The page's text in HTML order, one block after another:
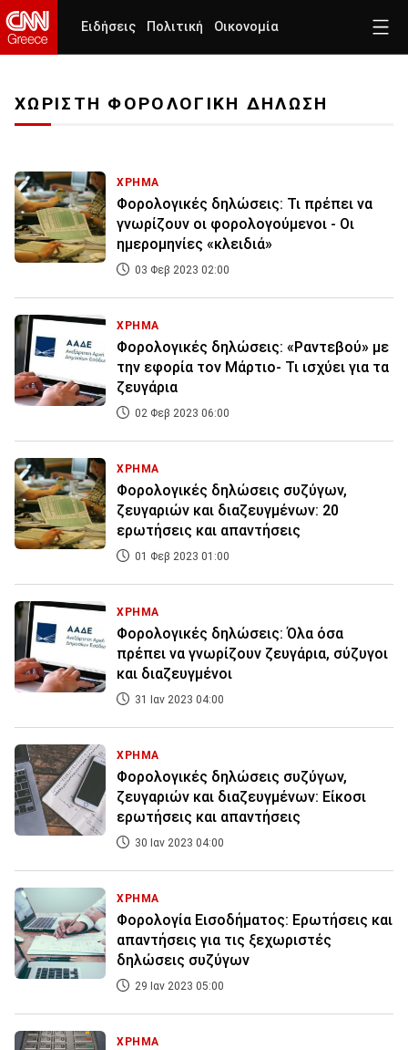
Ειδήσεις Πολιτική Οικονομία
ΧΩΡΙΣΤΗ ΦΟΡΟΛΟΓΙΚΗ ΔΗΛΩΣΗ
ΧΡΗΜΑ
Φορολογικές δηλώσεις: Τι πρέπει να
γνωρίζουν οι φορολογούμενοι - Oι
ημερομηνίες «κλειδιά»
03 Φεβ 2023 02:00
ΧΡΗΜΑ
Φορολογικές δηλώσεις: «Ραντεβού» με
την εφορία τον Μάρτιο- Τι ισχύει για τα
ζευγάρια
02 Φεβ 2023 06:00
ΧΡΗΜΑ
Φορολογικές δηλώσεις συζύγων,
ζευγαριών και διαζευγμένων: 20
ερωτήσεις και απαντήσεις
01 Φεβ 2023 01:00
ΧΡΗΜΑ
Φορολογικές δηλώσεις: Όλα όσα
πρέπει να γνωρίζουν ζευγάρια, σύζυγοι
και διαζευγμένοι
31 Ιαν 2023 04:00
ΧΡΗΜΑ
Φορολογικές δηλώσεις συζύγων,
ζευγαριών και διαζευγμένων: Είκοσι
ερωτήσεις και απαντήσεις
30 Ιαν 2023 04:00
ΧΡΗΜΑ
Φορολογία Εισοδήματος: Ερωτήσεις και
απαντήσεις για τις ξεχωριστές
δηλώσεις συζύγων
29 Ιαν 2023 05:00
ΧΡΗΜΑ